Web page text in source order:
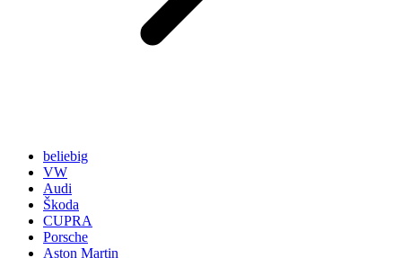
beliebig
VW
Audi
Škoda
CUPRA
Porsche
Aston Martin